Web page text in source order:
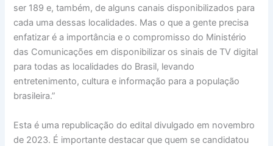
ser 189 e, também, de alguns canais disponibilizados para
cada uma dessas localidades. Mas o que a gente precisa
enfatizar é a importância e o compromisso do Ministério
das Comunicações em disponibilizar os sinais de TV digital
para todas as localidades do Brasil, levando
entretenimento, cultura e informação para a população
brasileira.”
Esta é uma republicação do edital divulgado em novembro
de 2023. É importante destacar que quem se candidatou